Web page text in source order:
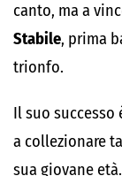
canto, ma a
Stabile, prima
trionfo.
Il suo
a collezionare
sua giovane